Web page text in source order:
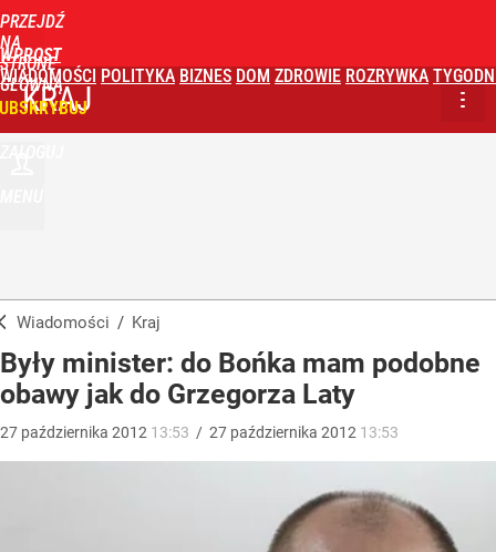
PRZEJDŹ
NA
STRONĘ
GŁÓWNĄ
WPROST
WIADOMOŚCI POLITYKA BIZNES DOM ZDROWIE ROZRYWKA
KRAJ
Wiadomości / Kraj
Były minister: do Bońka mam podobne
obawy jak do Grzegorza Laty
27 października 2012 13:53 / 27 października 2012 13:53